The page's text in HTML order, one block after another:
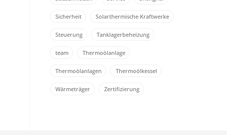
Sicherheit Solarthermische Kraftwerke
Steuerung Tanklagerbeheizung
team Thermoölanlage
Thermoölanlagen Thermoölkessel
Wärmeträger Zertifizierung